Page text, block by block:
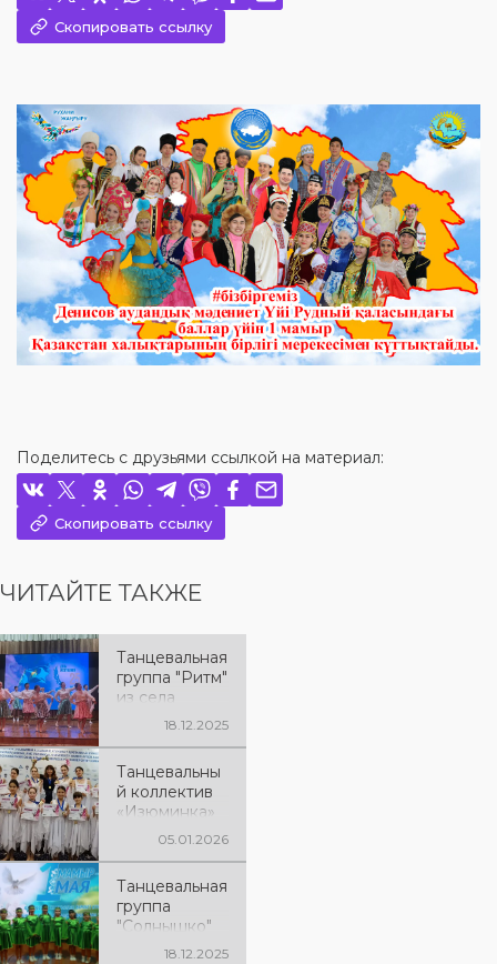
Скопировать ссылку
Поделитесь с друзьями ссылкой на материал:
Скопировать ссылку
ЧИТАЙТЕ ТАКЖЕ
Танцевальная
группа "Ритм"
из села
Фрунзе18.12.2025
Танцевальны
й коллектив
«Изюминка»
05.01.2026
Танцевальная
группа
"Солнышко"
из села18.12.2025